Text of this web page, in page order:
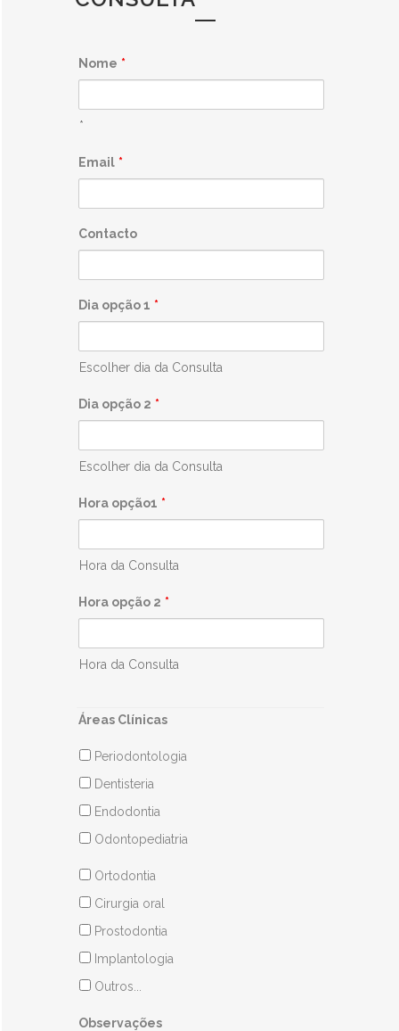
Nome *
*
Email *
Contacto
Dia opção 1 *
Escolher dia da Consulta
Dia opção 2 *
Escolher dia da Consulta
Hora opção1 *
Hora da Consulta
Hora opção 2 *
Hora da Consulta
Áreas Clínicas
Periodontologia
Dentisteria
Endodontia
Odontopediatria
Áreas
Clínicas
Ortodontia
Cirurgia oral
Prostodontia
Implantologia
Outros...
Observações